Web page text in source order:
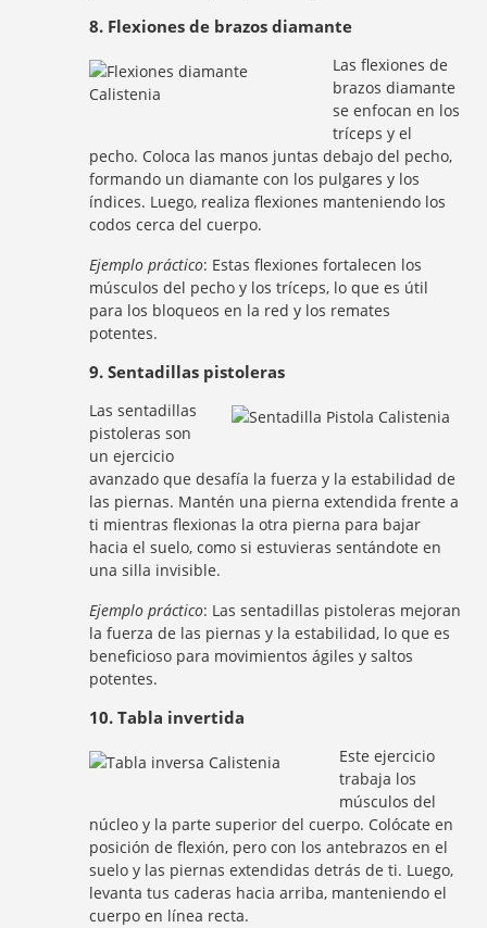
8. Flexiones de brazos diamante
Las flexiones de
brazos diamante
se enfocan en los
tríceps y el
pecho. Coloca las manos juntas debajo del pecho,
formando un diamante con los pulgares y los
índices. Luego, realiza flexiones manteniendo los
codos cerca del cuerpo.
Ejemplo práctico: Estas flexiones fortalecen los
músculos del pecho y los tríceps, lo que es útil
para los bloqueos en la red y los remates
potentes.
9. Sentadillas pistoleras
Las sentadillas
pistoleras son
un ejercicio
avanzado que desafía la fuerza y la estabilidad de
las piernas. Mantén una pierna extendida frente a
ti mientras flexionas la otra pierna para bajar
hacia el suelo, como si estuvieras sentándote en
una silla invisible.
Ejemplo práctico: Las sentadillas pistoleras mejoran
la fuerza de las piernas y la estabilidad, lo que es
beneficioso para movimientos ágiles y saltos
potentes.
10. Tabla invertida
Este ejercicio
trabaja los
músculos del
núcleo y la parte superior del cuerpo. Colócate en
posición de flexión, pero con los antebrazos en el
suelo y las piernas extendidas detrás de ti. Luego,
levanta tus caderas hacia arriba, manteniendo el
cuerpo en línea recta.